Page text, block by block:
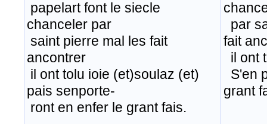
papelart font le siecle
chanceler par
saint pierre mal les fait
ancontrer
il ont tolu ioie (et)soulaz (et)
pais senporte-
ront en enfer le grant fais.
par
fait
il ont
S'en
grant